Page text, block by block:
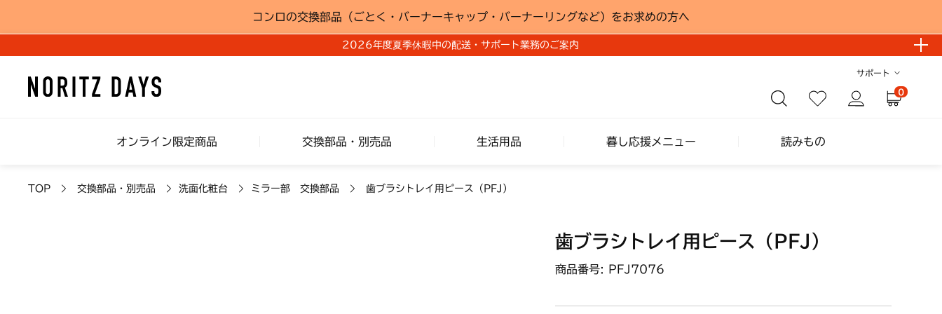
コンロの交換部品（ごとく・バーナーキャップ・バーナーリングなど）をお求めの方へ
2026年度夏季休暇中の配送・サポート業務のご案内
サポート
0
オンライン限定商品 交換部品・別売品 生活用品 暮し応援メニュー 読みもの
TOP 交換部品・別売品 洗面化粧台 ミラー部 交換部品 歯ブラシトレイ用ピース（PFJ）
歯ブラシトレイ用ピース（PFJ）
商品番号: PFJ7076